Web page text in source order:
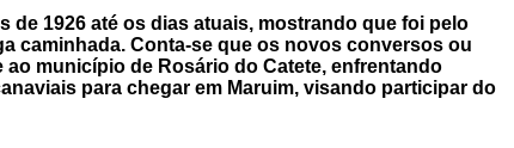
1926 até os dias atuais, mostrando que foi pelo
caminhada. Conta-se que os novos conversos ou
município de Rosário do Catete, enfrentando
para chegar em Maruim, visando participar do